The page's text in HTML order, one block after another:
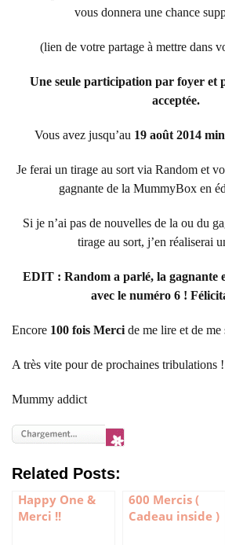
vous donnera une chance
(lien de votre partage à mettre dans
Une seule participation par foyer et
acceptée.
Vous avez jusqu’au 19 août 2014
Je ferai un tirage au sort via Random et
gagnante de la MummyBox en
Si je n’ai pas de nouvelles de la ou du
tirage au sort, j’en réaliserai
EDIT : Random a parlé, la gagnante
avec le numéro 6 !
Encore 100 fois Merci de me lire et de me
A très vite pour de prochaines tribulations !
Mummy addict
Related Posts:
Happy One &
Merci !!
600 Mercis (
Cadeau inside )